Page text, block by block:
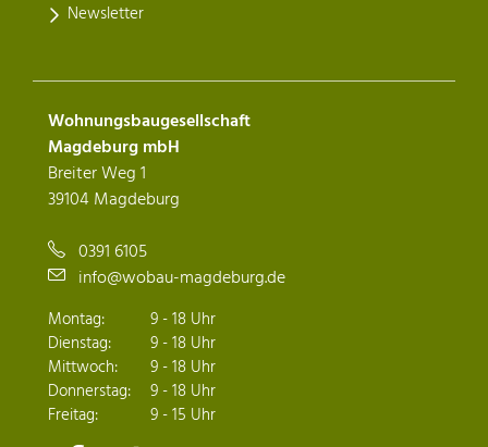
Wohnungsbaugesellschaft
Magdeburg mbH
Breiter Weg 1
39104 Magdeburg
0391 6105
info@wobau-magdeburg.de
Montag:
9 - 18 Uhr
Dienstag:
9 - 18 Uhr
Mittwoch:
9 - 18 Uhr
Donnerstag:
9 - 18 Uhr
Freitag:
9 - 15 Uhr
Newsletter